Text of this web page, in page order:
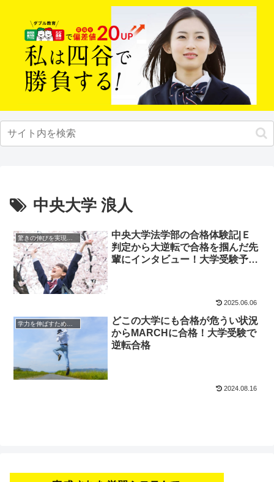
中央大学 浪人
中央大学法学部の合格体験記|Ｅ
判定から大逆転で合格を掴んだ先
輩にインタビュー！大学受験予備
2025.06.06
学力を伸ばすためのヒント
どこの大学にも合格が危うい状況
からMARCHに合格！大学受験で
逆転合格
2024.08.16